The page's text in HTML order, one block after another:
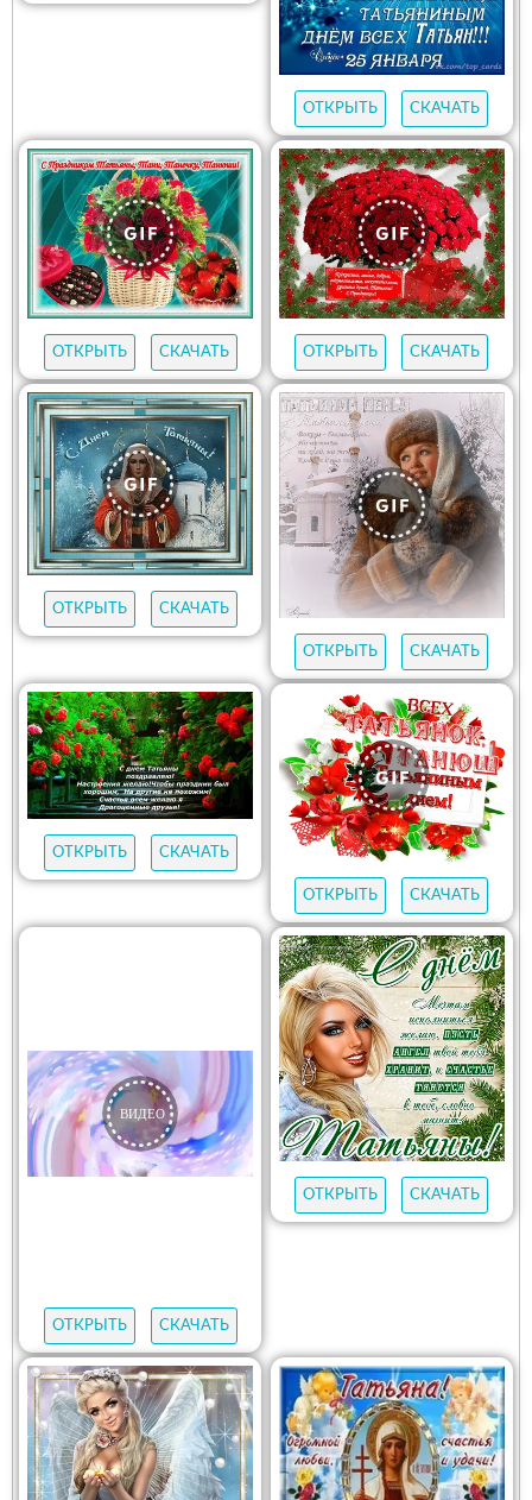
ОТКРЫТЬ СКАЧАТЬ
ОТКРЫТЬ СКАЧАТЬ ОТКРЫТЬ СКАЧАТЬ
ОТКРЫТЬ СКАЧАТЬ
ОТКРЫТЬ СКАЧАТЬ
ОТКРЫТЬ СКАЧАТЬ
ОТКРЫТЬ СКАЧАТЬ
ОТКРЫТЬ СКАЧАТЬ
ОТКРЫТЬ СКАЧАТЬ